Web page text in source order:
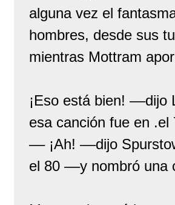
alguna vez el
hombres, desde sus
mientras Mottram
¡Eso está bien!
esa canción fue en
–– ¡Ah! ––dijo
el 80 ––y nombró una